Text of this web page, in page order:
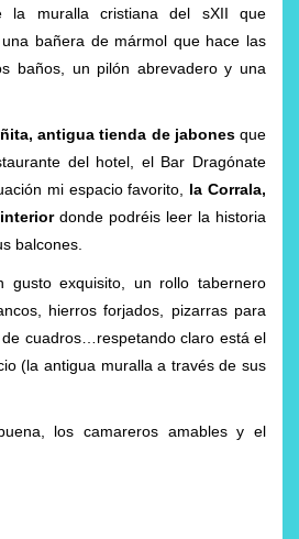
la muralla cristiana del sXII que
bañera de mármol que hace las
baños, un pilón abrevadero y una
antigua tienda de jabones que
del hotel, el Bar Dragónate
mi espacio favorito, la Corrala,
donde podréis leer la historia
balcones.
gusto exquisito, un rollo tabernero
hierros forjados, pizarras para
cuadros…respetando claro está el
(la antigua muralla a través de sus
los camareros amables y el